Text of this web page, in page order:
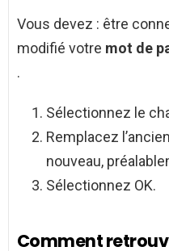
Vous devez : être
modifié votre mot de
.
Sélectionnez le
Remplacez l’ancien
nouveau,
Sélectionnez OK.
Comment